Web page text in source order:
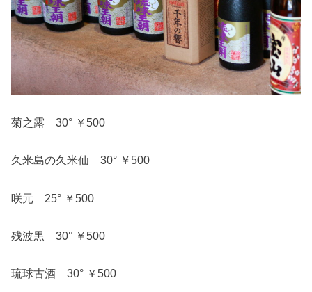
菊之露 30° ￥500
久米島の久米仙 30° ￥500
咲元 25° ￥500
残波黒 30° ￥500
琉球古酒 30° ￥500